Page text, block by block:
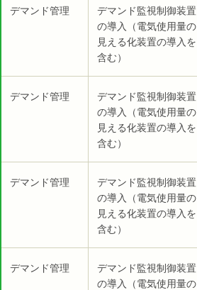
デマンド管理
デマンド監視制御装置
の導入（電気使用量の
見える化装置の導入を
含む）
デマンド管理
デマンド監視制御装置
の導入（電気使用量の
見える化装置の導入を
含む）
デマンド管理
デマンド監視制御装置
の導入（電気使用量の
見える化装置の導入を
含む）
デマンド管理
デマンド監視制御装置
の導入（電気使用量の